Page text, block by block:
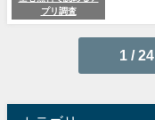
プリ調査
1 / 24